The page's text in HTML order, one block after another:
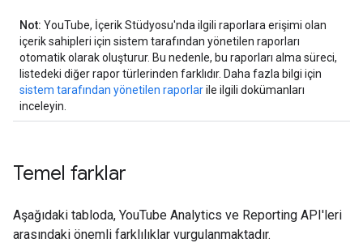
Not: YouTube, İçerik Stüdyosu'nda ilgili raporlara erişimi olan
içerik sahipleri için sistem tarafından yönetilen raporları
otomatik olarak oluşturur. Bu nedenle, bu raporları alma süreci,
listedeki diğer rapor türlerinden farklıdır. Daha fazla bilgi için
sistem tarafından yönetilen raporlarile ilgili dokümanları
inceleyin.
Temel farklar
Aşağıdaki tabloda, YouTube Analytics ve Reporting API'leri
arasındaki önemli farklılıklar vurgulanmaktadır.